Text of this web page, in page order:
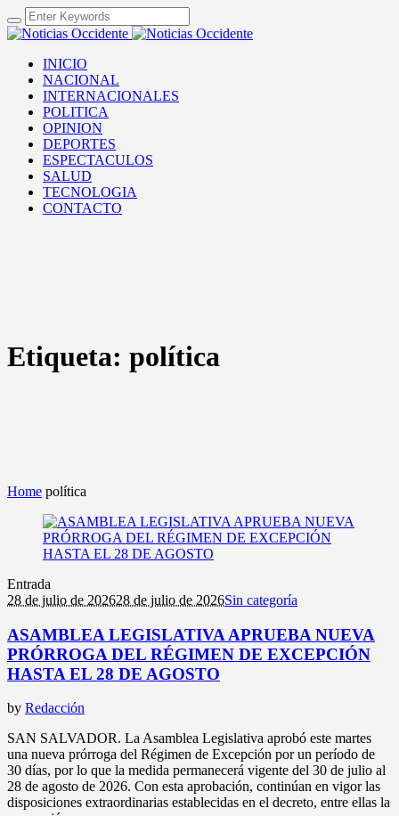
INICIO
NACIONAL
INTERNACIONALES
POLITICA
OPINION
DEPORTES
ESPECTACULOS
SALUD
TECNOLOGIA
CONTACTO
Etiqueta: política
Home política
Entrada
28 de julio de 202628 de julio de 2026Sin categoría
ASAMBLEA LEGISLATIVA APRUEBA NUEVA
PRÓRROGA DEL RÉGIMEN DE EXCEPCIÓN
HASTA EL 28 DE AGOSTO
by Redacción
SAN SALVADOR. La Asamblea Legislativa aprobó este martes
una nueva prórroga del Régimen de Excepción por un período de
30 días, por lo que la medida permanecerá vigente del 30 de julio al
28 de agosto de 2026. Con esta aprobación, continúan en vigor las
disposiciones extraordinarias establecidas en el decreto, entre ellas la